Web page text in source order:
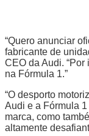
“Quero anunciar
fabricante de
CEO da Audi.
na Fórmula 1.”
“O desporto
Audi e a Fórmula
marca, como
altamente